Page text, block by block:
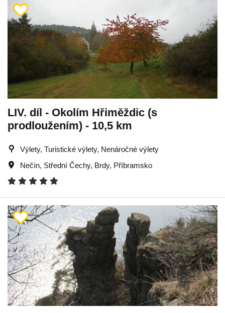
LIV. díl - Okolím Hřiměždic (s
prodloužením) - 10,5 km
Výlety, Turistické výlety, Nenáročné výlety
Nečín, Střední Čechy, Brdy, Příbramsko